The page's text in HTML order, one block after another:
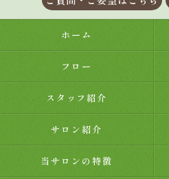
ホーム
フロー
スタッフ紹介
サロン紹介
当サロンの特徴